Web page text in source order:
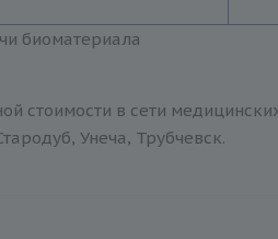
биоматериала
стоимости в сети
Унеча, Трубчевск.